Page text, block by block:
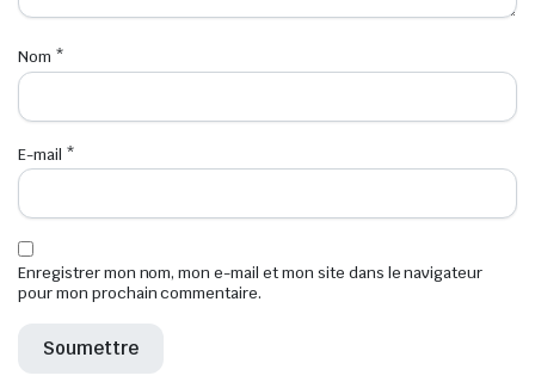
Nom *
E-mail *
Enregistrer mon nom, mon e-mail et mon site dans le navigateur
pour mon prochain commentaire.